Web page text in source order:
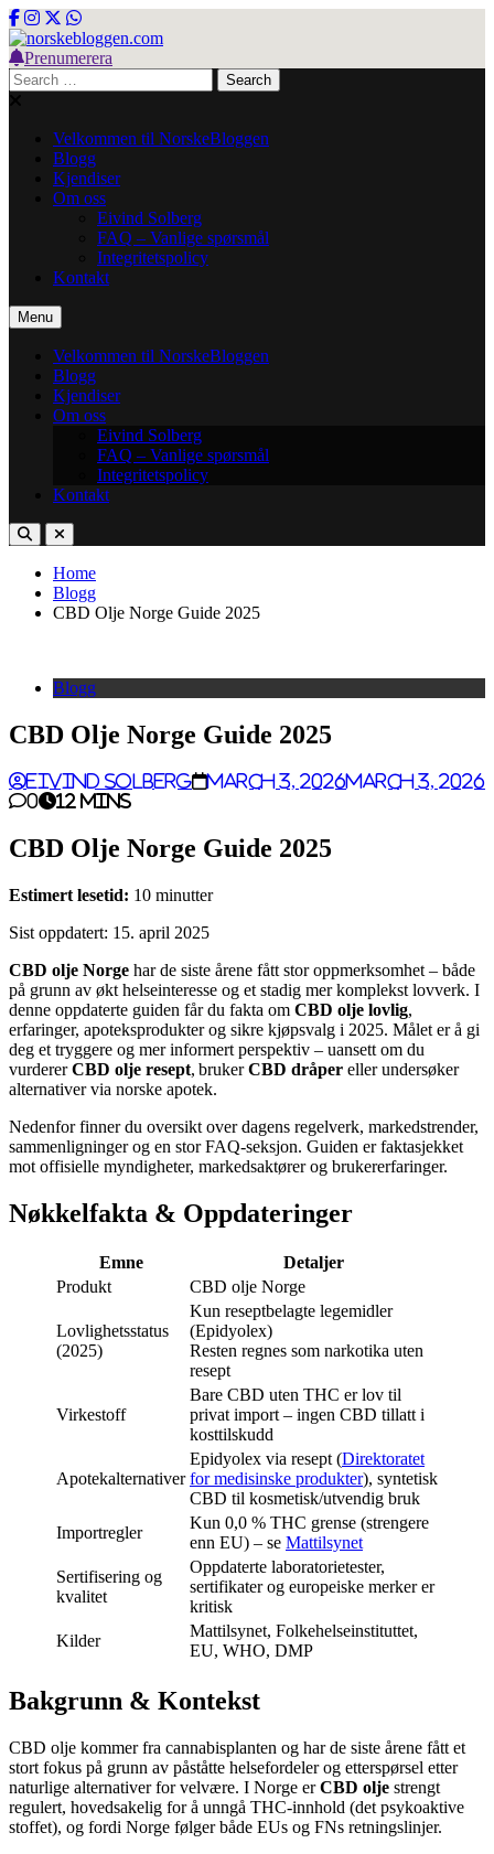
Skip
to
content
norskebloggen.com
Prenumerera
Search
for:
Velkommen til NorskeBloggen
Blogg
Kjendiser
Om oss
Eivind Solberg
FAQ – Vanlige spørsmål
Integritetspolicy
Kontakt
Menu
Velkommen til NorskeBloggen
Blogg
Kjendiser
Om oss
Eivind Solberg
FAQ – Vanlige spørsmål
Integritetspolicy
Kontakt
Home
Blogg
CBD Olje Norge Guide 2025
Blogg
CBD Olje Norge Guide 2025
Eivind Solberg March 3, 2026March 3, 2026
0
12 mins
CBD Olje Norge Guide 2025
Estimert lesetid: 10 minutter
Sist oppdatert: 15. april 2025
CBD olje Norge har de siste årene fått stor oppmerksomhet – både
på grunn av økt helseinteresse og et stadig mer komplekst lovverk. I
denne oppdaterte guiden får du fakta om CBD olje lovlig,
erfaringer, apoteksprodukter og sikre kjøpsvalg i 2025. Målet er å gi
deg et tryggere og mer informert perspektiv – uansett om du
vurdererCBD olje resept, brukerCBD dråper eller undersøker
alternativer via norske apotek.
Nedenfor finner du oversikt over dagens regelverk, markedstrender,
sammenligninger og en stor FAQ-seksjon. Guiden er faktasjekket
mot offisielle myndigheter, markedsaktører og brukererfaringer.
Nøkkelfakta & Oppdateringer
Emne
Detaljer
Produkt
CBD olje Norge
Lovlighetsstatus
(2025)
Kun reseptbelagte legemidler
(Epidyolex)
Resten regnes som narkotika uten
resept
Virkestoff
Bare CBD uten THC er lov til
privat import – ingen CBD tillatt i
kosttilskudd
Apotekalternativer
Epidyolex via resept (Direktoratet
for medisinske produkter), syntetisk
CBD til kosmetisk/utvendig bruk
Importregler
Kun 0,0 % THC grense (strengere
enn EU) – se Mattilsynet
Sertifisering og
kvalitet
Oppdaterte laboratorietester,
sertifikater og europeiske merker er
kritisk
Kilder
Mattilsynet, Folkehelseinstituttet,
EU, WHO, DMP
Bakgrunn & Kontekst
CBD olje kommer fra cannabisplanten og har de siste årene fått et
stort fokus på grunn av påståtte helsefordeler og etterspørsel etter
naturlige alternativer for velvære. I Norge erCBD olje strengt
regulert, hovedsakelig for å unngå THC-innhold (det psykoaktive
stoffet), og fordi Norge følger både EUs og FNs retningslinjer.